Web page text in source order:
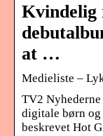
Kvindelig
at …
Medieliste –
TV2
digitale børn
beskrevet Hot